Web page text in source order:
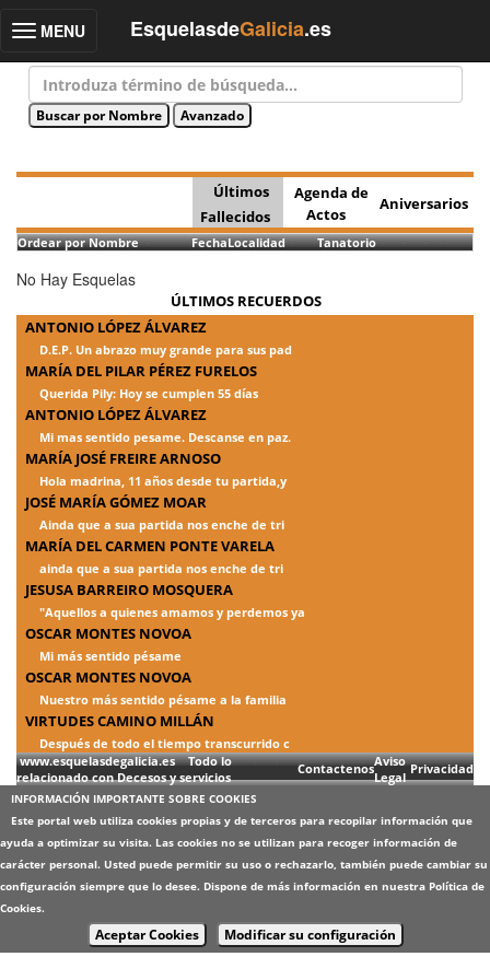
Toggle
MENU EsquelasdeGalicia.es
Últimos
Fallecidos
Agenda de
Actos
Aniversarios
Ordear por Nombre FechaLocalidad Tanatorio
No Hay Esquelas
ÚLTIMOS RECUERDOS
ANTONIO LÓPEZ ÁLVAREZ
D.E.P. Un abrazo muy grande para sus pad
MARÍA DEL PILAR PÉREZ FURELOS
Querida Pily: Hoy se cumplen 55 días
ANTONIO LÓPEZ ÁLVAREZ
Mi mas sentido pesame. Descanse en paz.
MARÍA JOSÉ FREIRE ARNOSO
Hola madrina, 11 años desde tu partida,y
JOSÉ MARÍA GÓMEZ MOAR
Ainda que a sua partida nos enche de tri
MARÍA DEL CARMEN PONTE VARELA
ainda que a sua partida nos enche de tri
JESUSA BARREIRO MOSQUERA
"Aquellos a quienes amamos y perdemos ya
OSCAR MONTES NOVOA
Mi más sentido pésame
OSCAR MONTES NOVOA
Nuestro más sentido pésame a la familia
VIRTUDES CAMINO MILLÁN
Después de todo el tiempo transcurrido c
www.esquelasdegalicia.es Todo lo
relacionado con Decesos y servicios
ContactenosAviso
Legal
Privacidad
INFORMACIÓN IMPORTANTE SOBRE COOKIES
Este portal web utiliza cookies propias y de terceros para recopilar información que
ayuda a optimizar su visita. Las cookies no se utilizan para recoger información de
carácter personal. Usted puede permitir su uso o rechazarlo, también puede cambiar su
configuración siempre que lo desee. Dispone de más información en nuestra Política de
Cookies.